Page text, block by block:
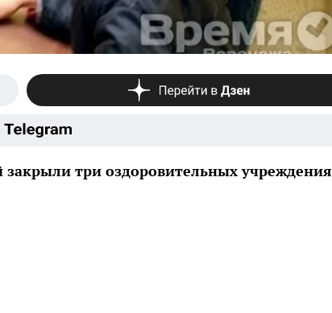
три оздоровительных учреждения